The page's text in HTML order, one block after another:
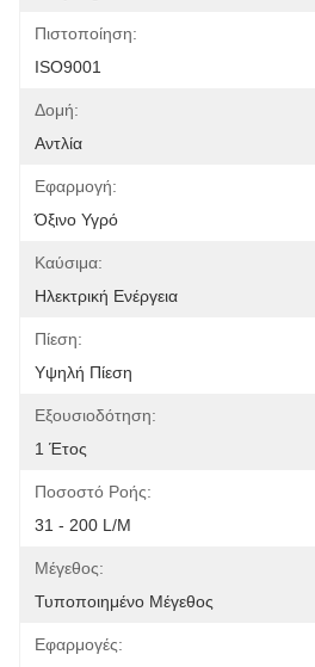
Πιστοποίηση:
ISO9001
Δομή:
Αντλία
Εφαρμογή:
Όξινο Υγρό
Καύσιμα:
Ηλεκτρική Ενέργεια
Πίεση:
Υψηλή Πίεση
Εξουσιοδότηση:
1 Έτος
Ποσοστό Ροής:
31 - 200 L/M
Μέγεθος:
Τυποποιημένο Μέγεθος
Εφαρμογές: